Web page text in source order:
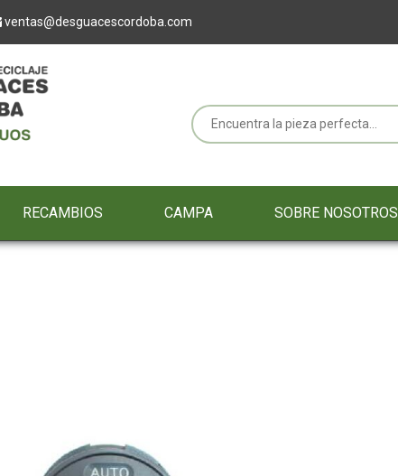
ventas@desguacescordoba.com
RECAMBIOS CAMPA SOBRE NOSOTROS